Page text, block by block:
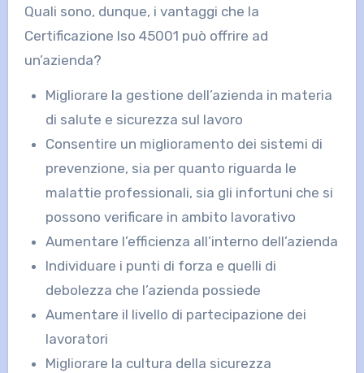
Quali sono, dunque, i vantaggi che la
Certificazione Iso 45001 può offrire ad
un’azienda?
Migliorare la gestione dell’azienda in materia
di salute e sicurezza sul lavoro
Consentire un miglioramento dei sistemi di
prevenzione, sia per quanto riguarda le
malattie professionali, sia gli infortuni che si
possono verificare in ambito lavorativo
Aumentare l’efficienza all’interno dell’azienda
Individuare i punti di forza e quelli di
debolezza che l’azienda possiede
Aumentare il livello di partecipazione dei
lavoratori
Migliorare la cultura della sicurezza